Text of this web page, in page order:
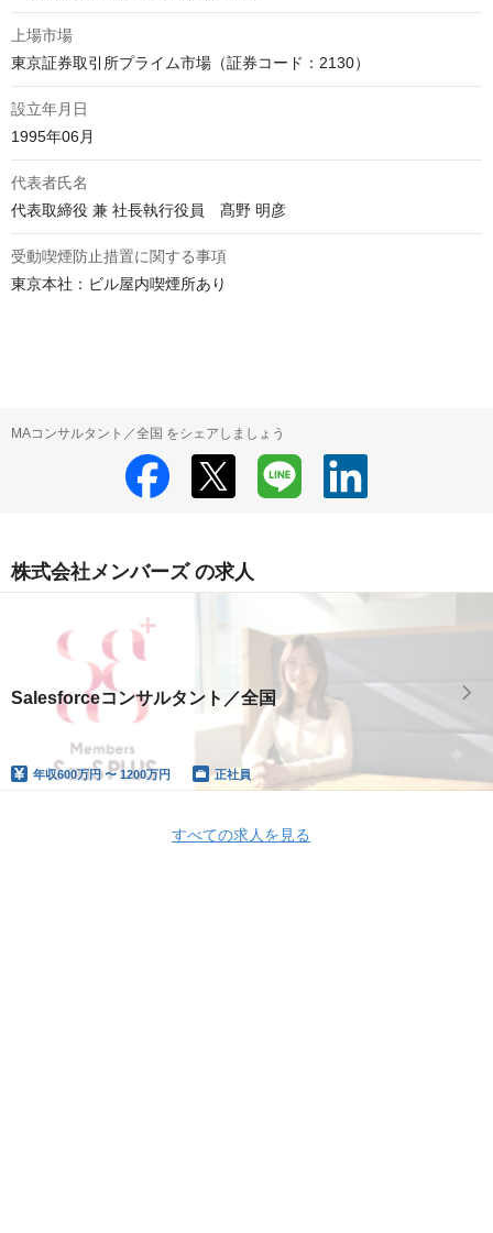
上場市場
東京証券取引所プライム市場（証券コード：2130）
設立年月日
1995年06月
代表者氏名
代表取締役 兼 社長執行役員　髙野 明彦
受動喫煙防止措置に関する事項
東京本社：ビル屋内喫煙所あり
MAコンサルタント／全国 をシェアしましょう
株式会社メンバーズ の求人
Salesforceコンサルタント／全国
年収600万円 〜 1200万円 正社員
すべての求人を見る